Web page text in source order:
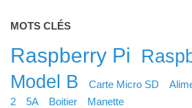
MOTS CLÉS
Raspberry Pi
Model B
Carte Micro SD
2
5A Boitier
Manette